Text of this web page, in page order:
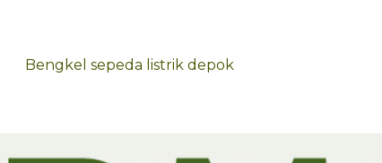
Bengkel sepeda listrik depok